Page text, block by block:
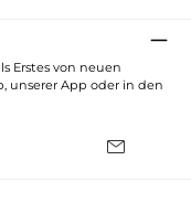
Erstes von neuen
unserer App oder in den